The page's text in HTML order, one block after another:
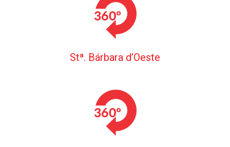
Stª. Bárbara d’Oeste